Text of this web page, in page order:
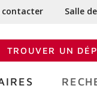
contacter Salle
TROUVER UN